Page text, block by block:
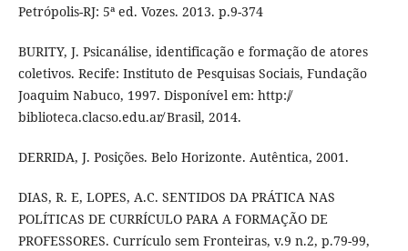
Petrópolis-RJ: 5ª ed. Vozes. 2013. p.9-374
BURITY, J. Psicanálise, identificação e formação de atores
coletivos. Recife: Instituto de Pesquisas Sociais, Fundação
Joaquim Nabuco, 1997. Disponível em: http:/̸
biblioteca.clacso.edu.ar̸ Brasil, 2014.
DERRIDA, J. Posições. Belo Horizonte. Autêntica, 2001.
DIAS, R. E, LOPES, A.C. SENTIDOS DA PRÁTICA NAS
POLÍTICAS DE CURRÍCULO PARA A FORMAÇÃO DE
PROFESSORES. Currículo sem Fronteiras, v.9 n.2, p.79-99,